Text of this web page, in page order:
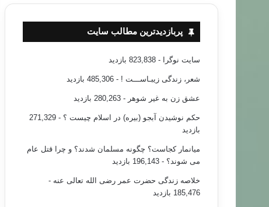
پربازدیدترین مطالب سایت
سایت نوگرا - 823,838 بازدید
شعر، زندگی زیبـاســـت ! - 485,306 بازدید
عشق زن به غیر شوهر - 280,263 بازدید
حکم نوشیدن آبجو (بیره) در اسلام چیست ؟
- 271,329
بازدید
میانمار کجاست؟ چگونه مسلمان شدند؟ و چرا قتل عام
می شوند؟ - 196,143 بازدید
خلاصه زندگی حضرت عمر رضی الله تعالی عنه -
185,476 بازدید